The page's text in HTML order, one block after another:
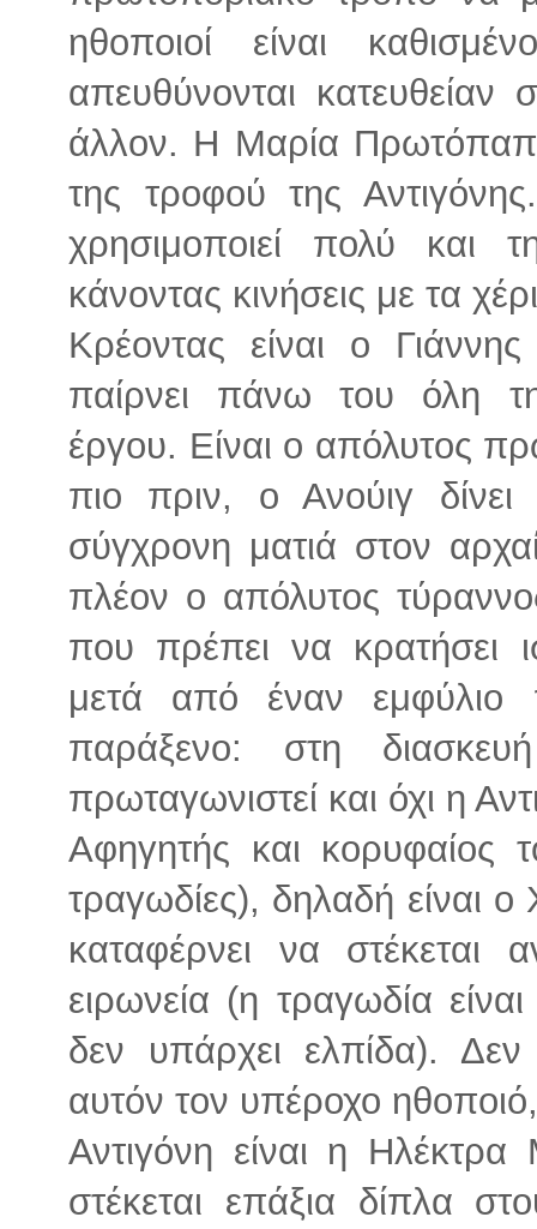
ηθοποιοί είναι
απευθύνονται
άλλον. Η Μαρία
της τροφού της
χρησιμοποιεί πολύ
κάνοντας κινήσεις με τα
Κρέοντας είναι ο
παίρνει πάνω του όλη
έργου. Είναι ο απόλυτος
πιο πριν, ο Ανούιγ δίνει
σύγχρονη ματιά στον
πλέον ο απόλυτος
που πρέπει να κρατήσει
μετά από έναν
παράξενο: στη
πρωταγωνιστεί και όχι η
Αφηγητής και κορυφαίος
τραγωδίες), δηλαδή είναι
καταφέρνει να
ειρωνεία (η τραγωδία
δεν υπάρχει ελπίδα).
αυτόν τον υπέροχο
Αντιγόνη είναι η
στέκεται επάξια δίπλα